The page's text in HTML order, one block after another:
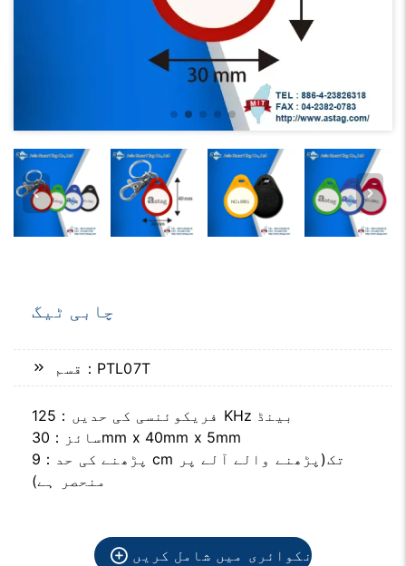
چابی ٹیگ
قسم：PTL07T
فریکوئنسی کی حدیں：125 KHz بینڈ
سائز：30mm x 40mm x 5mm
پڑھنے کی حد：9 cm تک(پڑھنے والے آلے پر
منحصر ہے)
انکوائری میں شامل کریں